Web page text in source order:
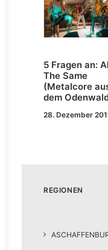
5 Fragen an:
The Same
(Metalcore
dem
28. Dezember
REGIONEN